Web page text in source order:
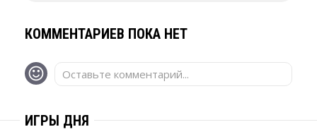
КОММЕНТАРИЕВ ПОКА НЕТ
Оставьте комментарий...
ИГРЫ ДНЯ